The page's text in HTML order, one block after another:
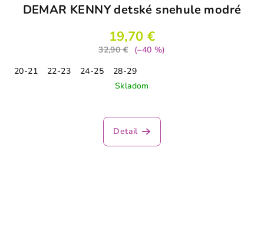
DEMAR KENNY detské snehule modré
19,70 €
32,90 €
(–40 %)
20-21
22-23 24-25
28-29
Skladom
hodnotenie
produktu
Detail